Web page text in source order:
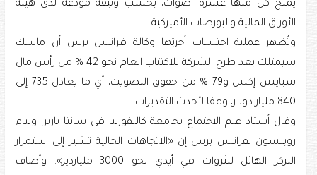
يمنح كل منها عشرة أصوات، بحسب وثيقة مودعة لدى هيئة
الأوراق المالية والبورصات الأميركية.
وتُظهر عملية احتساب أجرتها وكالة فرانس برس أن ماسك
سيمتلك بعد طرح الشركة للاكتتاب العام نحو 42 % من رأس مال
سبايس إكس و79 % من حقوق التصويت، أي ما يعادل 735 إلى
840 مليار دولار، وفقا لأحدث التقديرات.
وقال أستاذ علم الاجتماع بجامعة كاليفورنيا في سانتا باربرا وليام
روبنسون لفرانس برس إن «الاتجاهات الحالية تشير إلى استمرار
التركز الهائل للثروات في أيدي نحو 3000 ملياردير». وأضاف